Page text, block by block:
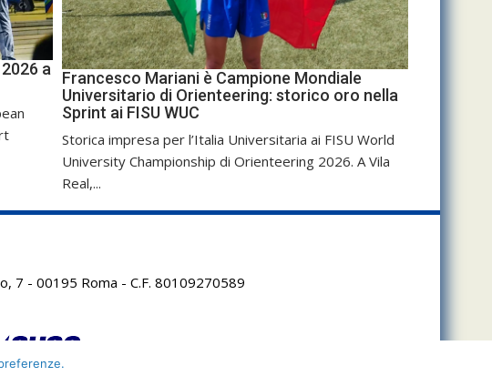
a
Francesco Mariani è Campione Mondiale
Universitario di Orienteering: storico oro nella
Sprint ai FISU WUC
Storica impresa per l’Italia Universitaria ai FISU World
University Championship di Orienteering 2026. A Vila
Real,...
7 - 00195 Roma - C.F. 80109270589